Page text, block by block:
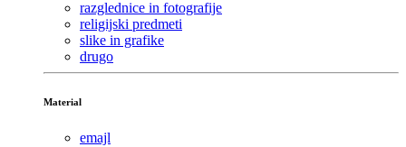
razglednice in fotografije
religijski predmeti
slike in grafike
drugo
Material
emajl